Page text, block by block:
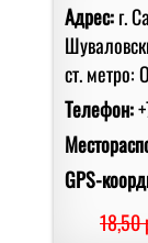
Адрес:г.
ст. метро:
Телефон:
GPS-
18,50